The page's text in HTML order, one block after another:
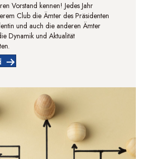
Vorstand kennen! Jedes Jahr
Club die Ämter des Präsidenten
und auch die anderen Ämter
Dynamik und Aktualität